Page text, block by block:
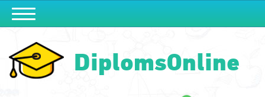
DiplomsOnline